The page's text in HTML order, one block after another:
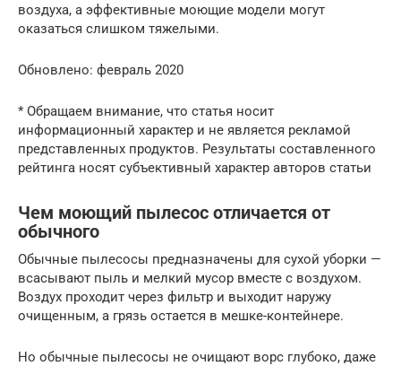
воздуха, а эффективные моющие модели могут
оказаться слишком тяжелыми.
Обновлено: февраль 2020
* Обращаем внимание, что статья носит
информационный характер и не является рекламой
представленных продуктов. Результаты составленного
рейтинга носят субъективный характер авторов статьи
Чем моющий пылесос отличается от
обычного
Обычные пылесосы предназначены для сухой уборки —
всасывают пыль и мелкий мусор вместе с воздухом.
Воздух проходит через фильтр и выходит наружу
очищенным, а грязь остается в мешке-контейнере.
Но обычные пылесосы не очищают ворс глубоко, даже